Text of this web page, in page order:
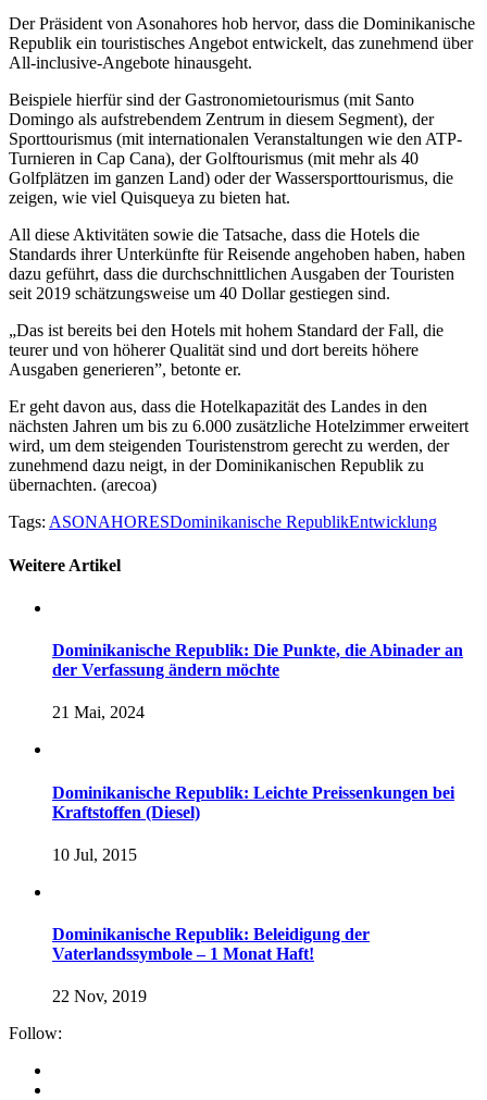
Der Präsident von Asonahores hob hervor, dass die Dominikanische
Republik ein touristisches Angebot entwickelt, das zunehmend über
All-inclusive-Angebote hinausgeht.
Beispiele hierfür sind der Gastronomietourismus (mit Santo
Domingo als aufstrebendem Zentrum in diesem Segment), der
Sporttourismus (mit internationalen Veranstaltungen wie den ATP-
Turnieren in Cap Cana), der Golftourismus (mit mehr als 40
Golfplätzen im ganzen Land) oder der Wassersporttourismus, die
zeigen, wie viel Quisqueya zu bieten hat.
All diese Aktivitäten sowie die Tatsache, dass die Hotels die
Standards ihrer Unterkünfte für Reisende angehoben haben, haben
dazu geführt, dass die durchschnittlichen Ausgaben der Touristen
seit 2019 schätzungsweise um 40 Dollar gestiegen sind.
„Das ist bereits bei den Hotels mit hohem Standard der Fall, die
teurer und von höherer Qualität sind und dort bereits höhere
Ausgaben generieren”, betonte er.
Er geht davon aus, dass die Hotelkapazität des Landes in den
nächsten Jahren um bis zu 6.000 zusätzliche Hotelzimmer erweitert
wird, um dem steigenden Touristenstrom gerecht zu werden, der
zunehmend dazu neigt, in der Dominikanischen Republik zu
übernachten. (arecoa)
Tags: ASONAHORESDominikanische RepublikEntwicklung
Weitere Artikel
Dominikanische Republik: Die Punkte, die Abinader an
der Verfassung ändern möchte
21 Mai, 2024
Dominikanische Republik: Leichte Preissenkungen bei
Kraftstoffen (Diesel)
10 Jul, 2015
Dominikanische Republik: Beleidigung der
Vaterlandssymbole – 1 Monat Haft!
22 Nov, 2019
Follow: